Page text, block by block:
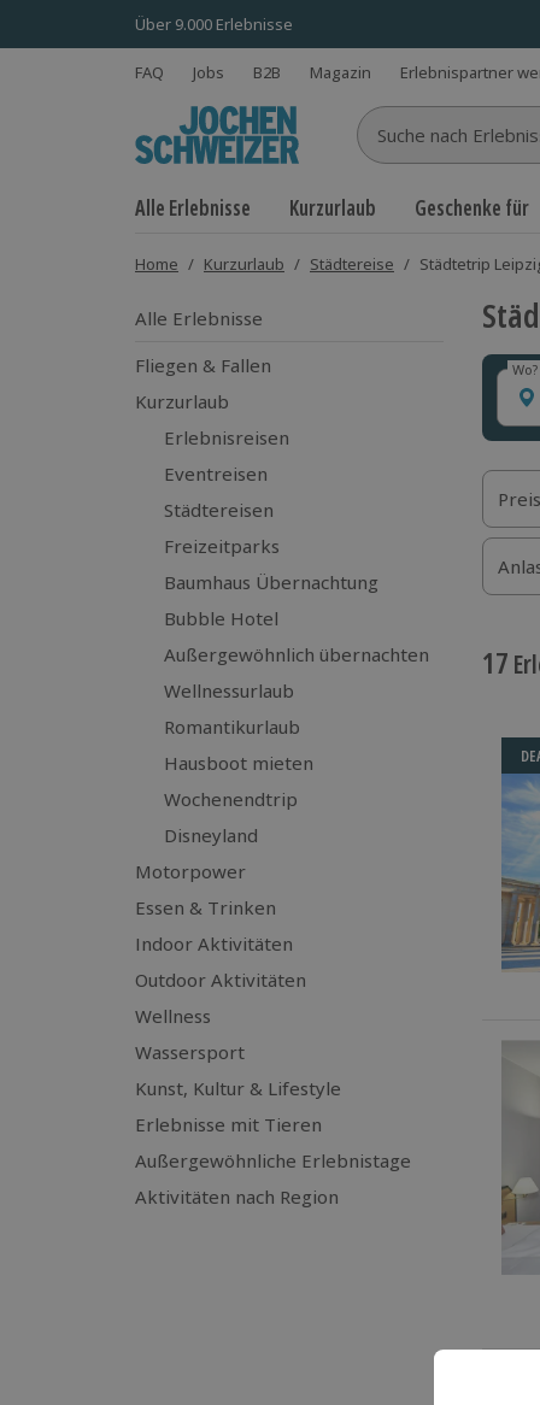
Über 9.000 Erlebnisse
FAQ Jobs B2B Magazin Erlebnispartner
Suche nach
Alle Erlebnisse Kurzurlaub Geschenke für
Home / Kurzurlaub / Städtereise / Städtetrip
Alle Erlebnisse
Fliegen & Fallen
Kurzurlaub
Erlebnisreisen
Eventreisen
Städtereisen
Freizeitparks
Baumhaus Übernachtung
Bubble Hotel
Außergewöhnlich übernachten
Wellnessurlaub
Romantikurlaub
Hausboot mieten
Wochenendtrip
Disneyland
Motorpower
Essen & Trinken
Indoor Aktivitäten
Outdoor Aktivitäten
Wellness
Wassersport
Kunst, Kultur & Lifestyle
Erlebnisse mit Tieren
Außergewöhnliche Erlebnistage
Aktivitäten nach Region
Wo?
Wo?
Preis
17